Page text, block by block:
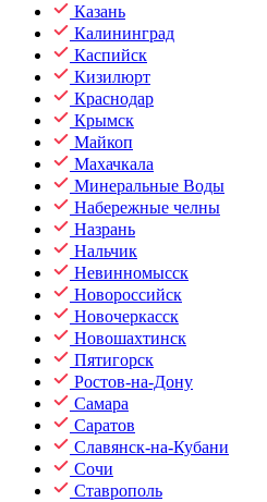
Казань
Калининград
Каспийск
Кизилюрт
Краснодар
Крымск
Майкоп
Махачкала
Минеральные Воды
Набережные челны
Назрань
Нальчик
Невинномысск
Новороссийск
Новочеркасск
Новошахтинск
Пятигорск
Ростов-на-Дону
Самара
Саратов
Славянск-на-Кубани
Сочи
Ставрополь